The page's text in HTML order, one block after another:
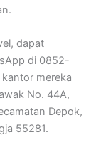
dapat
di 0852-
mereka
No. 44A,
Depok,
55281.